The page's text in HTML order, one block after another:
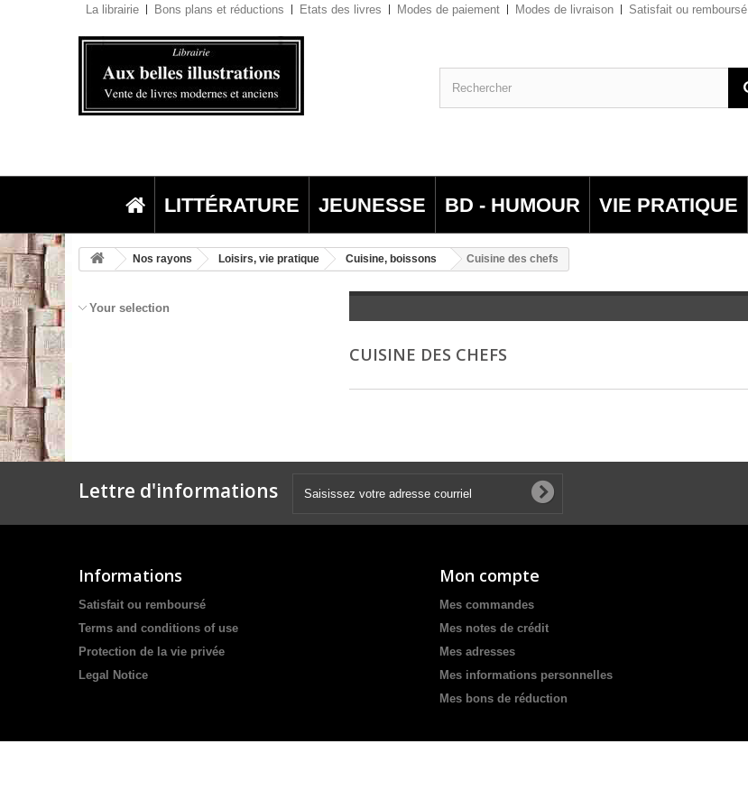
La librairie Bons plans et réductions Etats des livres Modes de paiement Modes de livraison Satisfait ou remboursé
LITTÉRATURE JEUNESSE BD - HUMOUR VIE PRATIQUE
Nos rayons Loisirs, vie pratique Cuisine, boissons Cuisine des chefs
Your selection
CUISINE DES CHEFS
Lettre d'informations
Informations
Satisfait ou remboursé
Terms and conditions of use
Protection de la vie privée
Legal Notice
Mon compte
Mes commandes
Mes notes de crédit
Mes adresses
Mes informations personnelles
Mes bons de réduction